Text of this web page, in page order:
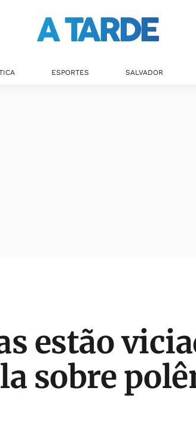
ESPORTES SALVADOR
estão
sobre